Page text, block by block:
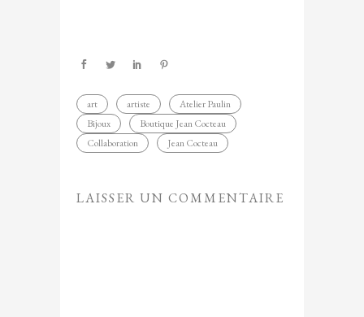
art artiste
Atelier Paulin
Bijoux
Boutique Jean Cocteau
Collaboration
Jean Cocteau
LAISSER UN COMMENTAIRE